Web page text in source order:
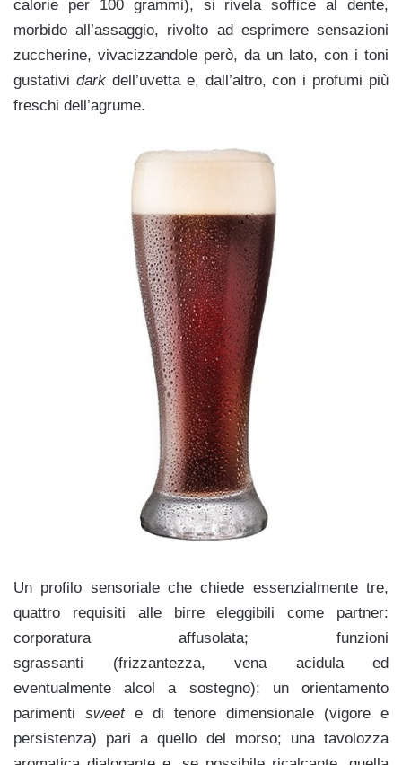
calorie per 100 grammi), si rivela soffice al dente,
morbido all’assaggio, rivolto ad esprimere sensazioni
zuccherine, vivacizzandole però, da un lato, con i toni
gustativi darkdell’uvetta e, dall’altro, con i profumi più
freschi dell’agrume.
Un profilo sensoriale che chiede essenzialmente tre,
quattro requisiti alle birre eleggibili come partner:
corporatura affusolata; funzioni
sgrassanti (frizzantezza, vena acidula ed
eventualmente alcol a sostegno); un orientamento
parimenti sweete di tenore dimensionale (vigore e
persistenza) pari a quello del morso; una tavolozza